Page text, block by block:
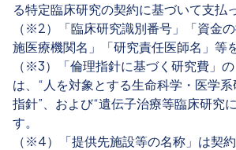
る特定臨床研究の契約に基づいて支払
（※2）「臨床研究識別番号」「資金
施医療機関名」「研究責任医師名」等
（※3）「倫理指針に基づく研究費」
は、“人を対象とする生命科学・医学
指針”、および“遺伝子治療等臨床研究
す。
（※4）「提供先施設等の名称」は契